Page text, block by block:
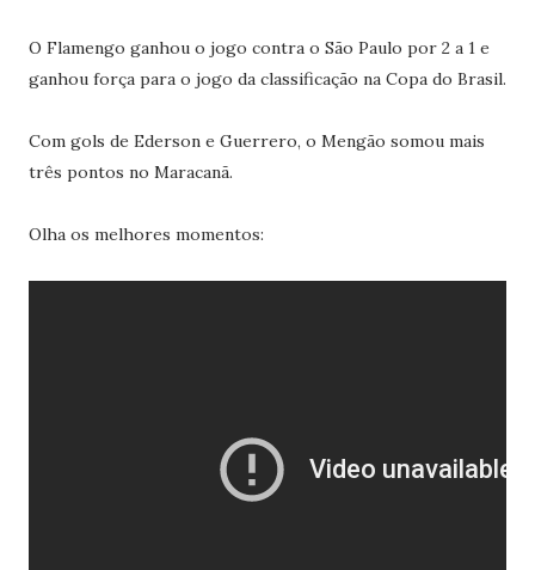
O Flamengo ganhou o jogo contra o São Paulo por 2 a 1 e
ganhou força para o jogo da classificação na Copa do Brasil.
Com gols de Ederson e Guerrero, o Mengão somou mais
três pontos no Maracanã.
Olha os melhores momentos: